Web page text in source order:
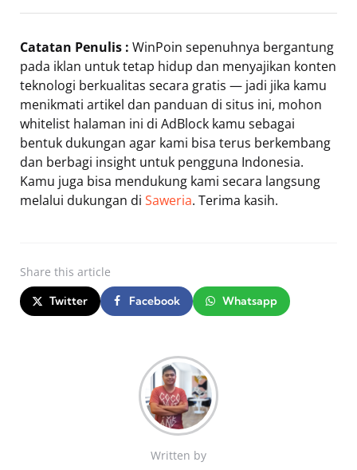
Catatan Penulis : WinPoin sepenuhnya bergantung
pada iklan untuk tetap hidup dan menyajikan konten
teknologi berkualitas secara gratis — jadi jika kamu
menikmati artikel dan panduan di situs ini, mohon
whitelist halaman ini di AdBlock kamu sebagai
bentuk dukungan agar kami bisa terus berkembang
dan berbagi insight untuk pengguna Indonesia.
Kamu juga bisa mendukung kami secara langsung
melalui dukungan di Saweria. Terima kasih.
Share this article
Twitter Facebook Whatsapp
Written by